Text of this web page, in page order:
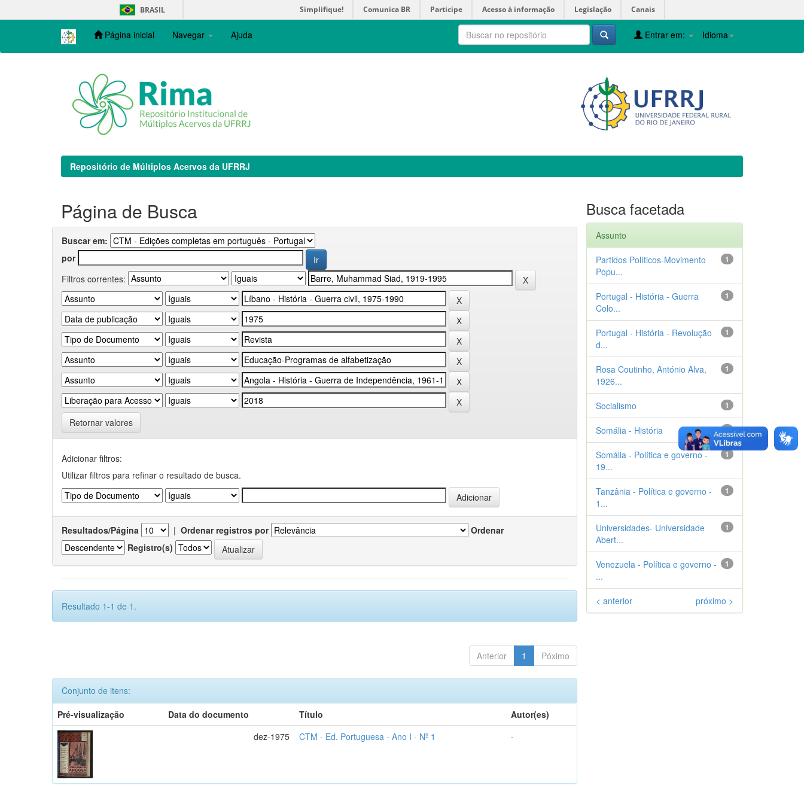
navigation
BRASIL Simplifique! Comunica BR Participe Acesso à informação Legislação Canais
Página inicial Navegar Ajuda Idioma
Entrar em:
Repositório de Múltiplos Acervos da UFRRJ
Página de Busca
Buscar em:
por
Filtros correntes:
Retornar valores
Adicionar filtros:
Utilizar filtros para refinar o resultado de busca.
Resultados/Página | Ordenar registros por
Ordenar
Registro(s)
Resultado 1-1 de 1.
Anterior 1 Póximo
Conjunto de itens:
Pré-visualização
Data do documento Título
Autor(es)
dez-1975
CTM - Ed. Portuguesa - Ano I - Nº 1 -
Busca facetada
Assunto
1
Partidos Políticos-Movimento
Popu...
1
Portugal - História - Guerra
Colo...
1
Portugal - História - Revolução
d...
1
Rosa Coutinho, António Alva,
1926...
1
Socialismo
1
Somália - História
1
Somália - Política e governo -
19...
1
Tanzânia - Política e governo -
1...
1
Universidades- Universidade
Abert...
1
Venezuela - Política e governo -
...
< anterior próximo >